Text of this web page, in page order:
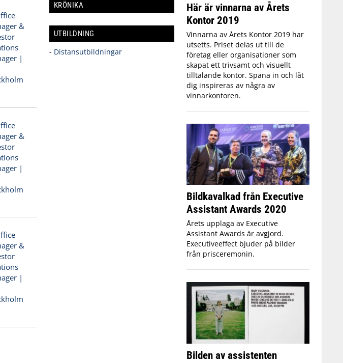
KRÖNIKA
UTBILDNING
- Distansutbildningar
Här är vinnarna av Årets
Kontor 2019
Vinnarna av Årets Kontor 2019 har
utsetts. Priset delas ut till de
företag eller organisationer som
skapat ett trivsamt och visuellt
tilltalande kontor. Spana in och låt
dig inspireras av några av
vinnarkontoren.
Bildkavalkad från Executive
Assistant Awards 2020
Årets upplaga av Executive
Assistant Awards är avgjord.
Executiveeffect bjuder på bilder
från prisceremonin.
Bilden av assistenten